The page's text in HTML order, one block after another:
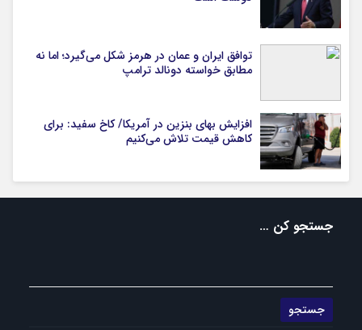
توافق ایران و عمان در هرمز شکل می‌گیرد؛ اما نه
مطابق خواسته دونالد ترامپ
افزایش بهای بنزین در آمریکا/ کاخ سفید: برای
کاهش قیمت تلاش می‌کنیم
جستجو کن …